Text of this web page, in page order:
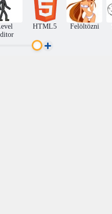
Backgammon
klasszikus
HTML5 Felöltözni